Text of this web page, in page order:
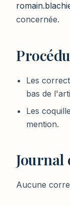
concernée.
Les
bas de
Les
mention.
Journal
Aucune